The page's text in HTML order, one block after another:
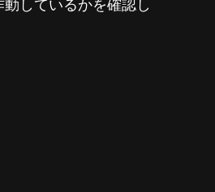
しているかを確認し